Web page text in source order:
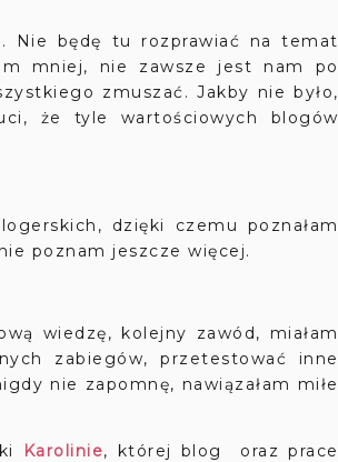
Nie będę tu rozprawiać na temat
mniej, nie zawsze jest nam po
zmuszać. Jakby nie było,
że tyle wartościowych blogów
dzięki czemu poznałam
poznam jeszcze więcej.
wiedzę, kolejny zawód, miałam
zabiegów, przetestować inne
nie zapomnę, nawiązałam miłe
Karolinie, której blog oraz prace